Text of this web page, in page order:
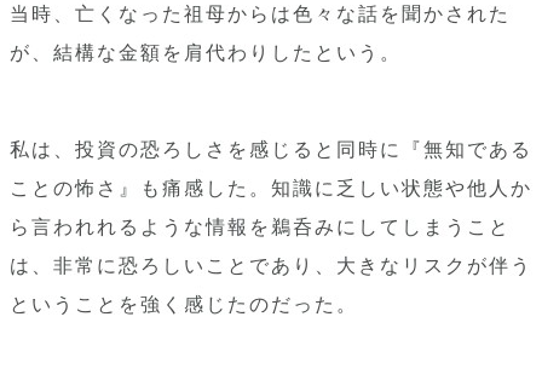
当時、亡くなった祖母からは色々な話を聞かされた
が、結構な金額を肩代わりしたという。
私は、投資の恐ろしさを感じると同時に『無知である
ことの怖さ』も痛感した。知識に乏しい状態や他人か
ら言われれるような情報を鵜呑みにしてしまうこと
は、非常に恐ろしいことであり、大きなリスクが伴う
ということを強く感じたのだった。